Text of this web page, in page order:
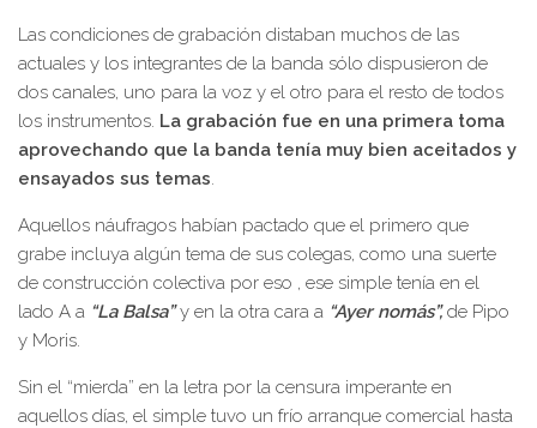
Las condiciones de grabación distaban muchos de las
actuales y los integrantes de la banda sólo dispusieron de
dos canales, uno para la voz y el otro para el resto de todos
los instrumentos. La grabación fue en una primera toma
aprovechando que la banda tenía muy bien aceitados y
ensayados sus temas.
Aquellos náufragos habían pactado que el primero que
grabe incluya algún tema de sus colegas, como una suerte
de construcción colectiva por eso , ese simple tenía en el
lado A a “La Balsa”y en la otra cara a “Ayer nomás”,de Pipo
y Moris.
Sin el “mierda” en la letra por la censura imperante en
aquellos días, el simple tuvo un frío arranque comercial hasta